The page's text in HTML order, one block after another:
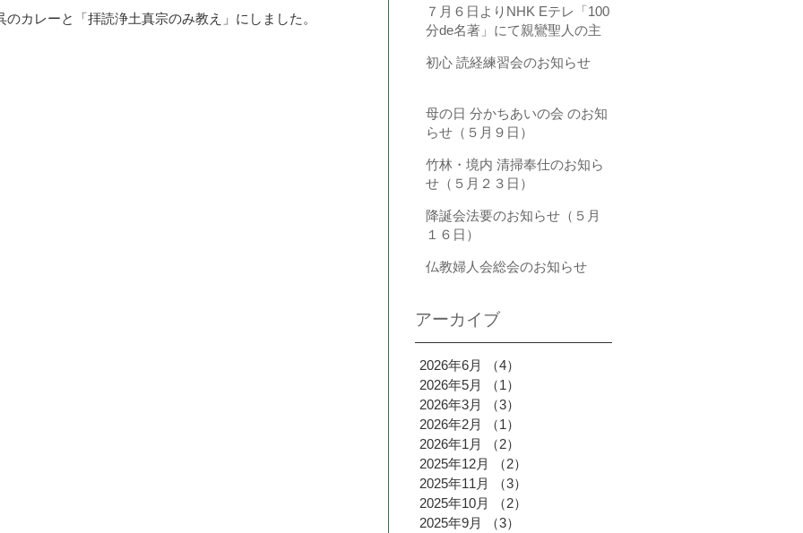
カレーと「拝読浄土真宗のみ教え」にしました。
７月６日よりNHK Eテレ「100
分de名著」にて親鸞聖人の主
ぎょうしんしょう）』が全4回
初心 読経練習会のお知らせ
母の日 分かちあいの会 のお知
らせ（５月９日）
竹林・境内 清掃奉仕のお知ら
せ（５月２３日）
降誕会法要のお知らせ（５月
１６日）
仏教婦人会総会のお知らせ
アーカイブ
2026年6月 （4）
2026年5月
（1）
2026年3月
（3）
2026年2月
（1）
2026年1月
（2）
2025年12月
（2）
2025年11月
（3）
2025年10月
（2）
2025年9月
（3）